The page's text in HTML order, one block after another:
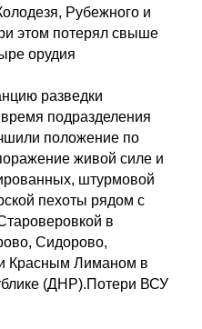
Рубежного и
этом потерял свыше
орудия
разведки
подразделения
положение по
живой силе и
штурмовой
пехоты рядом с
в
Сидорово,
Красным Лиманом в
(ДНР).Потери ВСУ